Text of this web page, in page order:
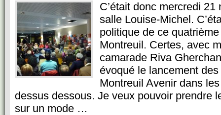
C’était donc mercredi 21
salle Louise-Michel.
politique de ce
Montreuil. Certes, avec
camarade Riva
évoqué le lancement
Montreuil Avenir dans
dessus dessous. Je veux pouvoir prendre
sur un mode …